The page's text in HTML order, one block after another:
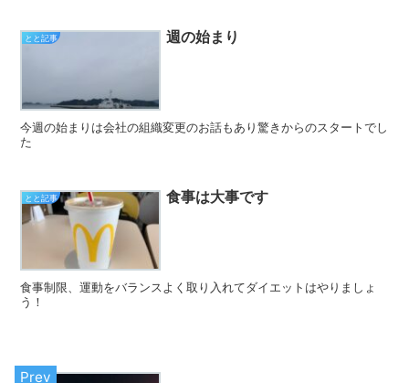
とと記事 週の始まり
今週の始まりは会社の組織変更のお話もあり驚きからのスタートでし
た
とと記事 食事は大事です
食事制限、運動をバランスよく取り入れてダイエットはやりましょ
う！